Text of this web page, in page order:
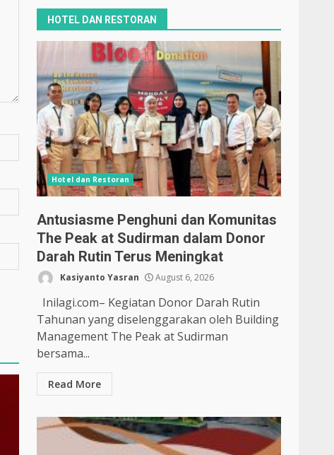
HOTEL DAN RESTORAN
Hotel dan Restoran
Antusiasme Penghuni dan Komunitas
The Peak at Sudirman dalam Donor
Darah Rutin Terus Meningkat
Kasiyanto Yasran August 6, 2026
Inilagi.com– Kegiatan Donor Darah Rutin
Tahunan yang diselenggarakan oleh Building
Management The Peak at Sudirman
bersama...
Read More